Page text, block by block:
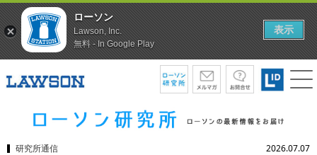
研究所通信 2026.07.07
ローソン
Lawson, Inc.
無料 - In Google Play
表示